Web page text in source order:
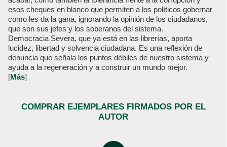
esos cheques en blanco que permiten a los políticos gobernar
como les da la gana, ignorando la opinión de los ciudadanos,
que son sus jefes y los soberanos del sistema.
Democracia Severa, que ya está en las librerías, aporta
lucidez, libertad y solvencia ciudadana. Es una reflexión de
denuncia que señala los puntos débiles de nuestro sistema y
ayuda a la regeneración y a construir un mundo mejor.
[Más]
COMPRAR EJEMPLARES FIRMADOS POR EL
AUTOR